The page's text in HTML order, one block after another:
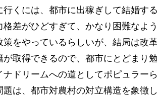
行くには、都市に出稼ぎして結婚す
格差がひどすぎて、かなり困難なよ
をやっているらしいが、結局は改
が取得できるので、都市にとどまり
ドリームへの道としてポピュラーら
題は、都市対農村の対立構造を象徴